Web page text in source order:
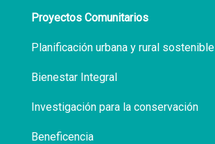
Proyectos Comunitarios
Planificación urbana y rural sostenible
Bienestar Integral
Investigación para la conservación
Beneficencia